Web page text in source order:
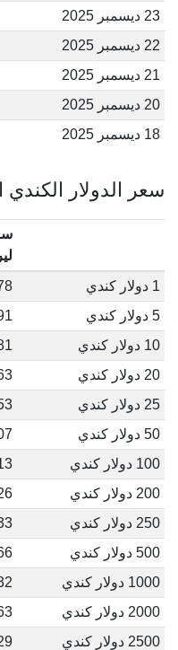
23 ديسمبر 2025
22 ديسمبر 2025
21 ديسمبر 2025
20 ديسمبر 2025
18 ديسمبر 2025
سعر الدولار
1 دولار كندي
5 دولار كندي
10 دولار كندي
20 دولار كندي
25 دولار كندي
50 دولار كندي
100 دولار كندي
200 دولار كندي
250 دولار كندي
500 دولار كندي
1000 دولار كندي
2000 دولار كندي
2500 دولار كندي